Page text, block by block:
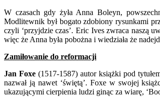
W czasach gdy żyła Anna Boleyn,
Modlitewnik był bogato zdobiony rysunkami
czyli ‘przyjdzie czas’. Eric Ives zwraca naszą
więc że Anna była pobożna i wiedziała że
Zamiłowanie do reformacji
Jan Foxe (1517-1587) autor książki pod
nazwał ją nawet ‘świętą’. Foxe w swojej
ukazującymi cierpienia ludzi ginąc za wiarę,